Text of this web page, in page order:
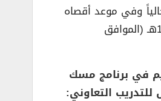
وفي موعد أقصاه
الأحد 1440/7/17هـ (الموافق
في برنامج مسك
للتدريب التعاوني: